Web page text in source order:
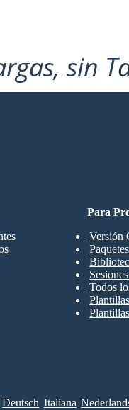
sin
Para
Versión
Todos
Deutsch Italiana